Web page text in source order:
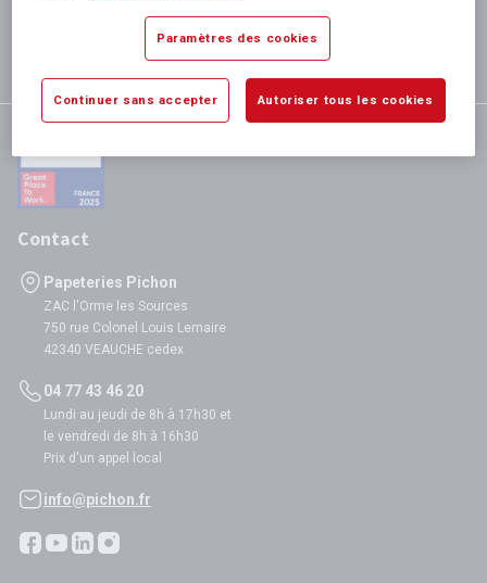
si validation avant 12h
satisfaction totale
Contact
Papeteries Pichon
ZAC l'Orme les Sources
750 rue Colonel Louis Lemaire
42340 VEAUCHE cedex
04 77 43 46 20
Lundi au jeudi de 8h à 17h30 et
le vendredi de 8h à 16h30
Prix d'un appel local
info@pichon.fr
Paramètres des cookies
Continuer sans accepter Autoriser tous les cookies